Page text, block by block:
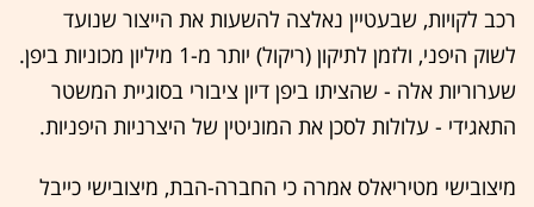
רכב לקויות, שבעטיין נאלצה להשעות את הייצור שנועד
לשוק היפני, ולזמן לתיקון (ריקול) יותר מ-1 מיליון מכוניות ביפן.
שערוריות אלה - שהציתו ביפן דיון ציבורי בסוגיית המשטר
התאגידי - עלולות לסכן את המוניטין של היצרניות היפניות.
מיצובישי מטיריאלס אמרה כי החברה-הבת, מיצובישי כייבל